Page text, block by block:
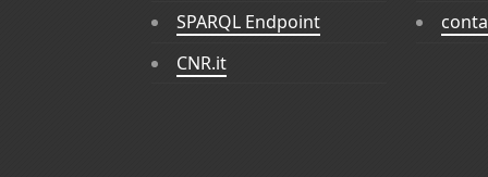
SPARQL Endpoint
CNR.it